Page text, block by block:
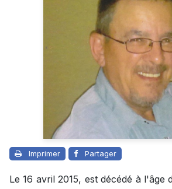
Imprimer Partager
Le 16 avril 2015, est décédé à l'âge